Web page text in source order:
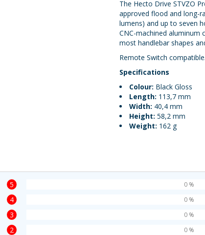
The Hecto Drive STVZO
approved flood and long-
lumens) and up to seven
CNC-machined aluminum
most handlebar shapes
Remote Switch
Specifications
Colour: Black Gloss
Length: 113,7 mm
Width: 40,4 mm
Height:58,2 mm
Weight: 162 g
5 0 %
4 0 %
3 0 %
2 0 %